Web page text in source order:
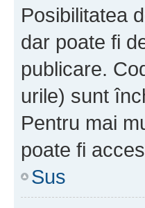
Posibilitatea
dar poate fi
publicare.
urile) sunt
Pentru mai
poate fi
Sus